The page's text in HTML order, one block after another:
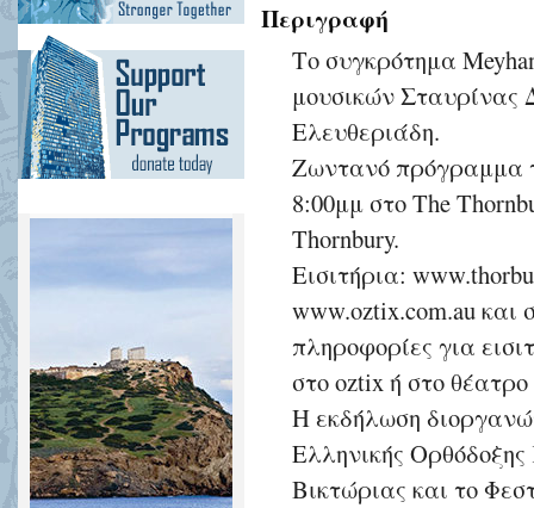
Περιγραφή
Το συγκρότημα
μουσικών Σταυρίνας
Ελευθεριάδη.
Ζωντανό πρόγραμμα
8:00μμ στο The
Thornbury.
Εισιτήρια:
www.oztix.com.au και
πληροφορίες για
στο oztix ή στο
Η εκδήλωση
Ελληνικής
Βικτώριας και το